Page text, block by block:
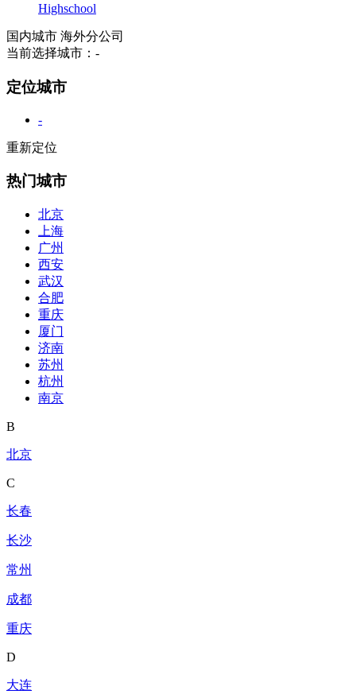
Highschool
国内城市 海外分公司
当前选择城市： -
定位城市
-
重新定位
热门城市
北京
上海
广州
西安
武汉
合肥
重庆
厦门
济南
苏州
杭州
南京
B
北京
C
长春
长沙
常州
成都
重庆
D
大连